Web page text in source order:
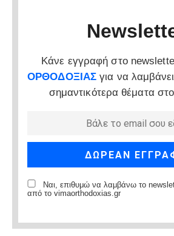
Κάνε εγγραφή στο
ΟΡΘΟΔΟΞΙΑΣ για να
σημαντικότερα θέματα
Ναι, επιθυμώ να λαμβάνω το
από το vimaorthodoxias.gr